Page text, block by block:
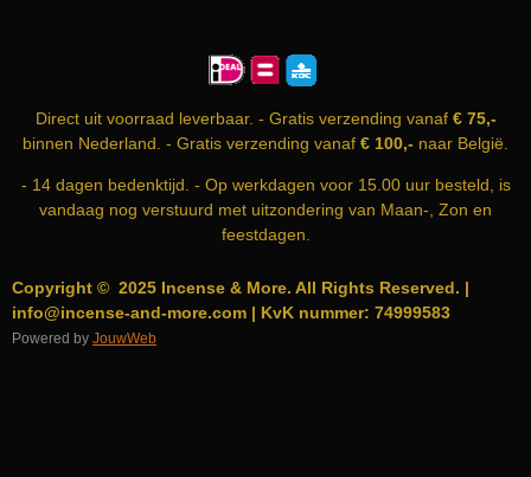
M
Direct uit voorraad leverbaar. - Gratis verzending vanaf€ 75,-
binnen Nederland. - Gratis verzending vanaf € 100,- naar België.
- 14 dagen bedenktijd. - Op werkdagen voor 15.00 uur besteld, is
vandaag nog verstuurd met uitzondering van Maan-, Zon en
feestdagen.
Copyright © 2025 Incense & More. All Rights Reserved. |
info@incense-and-more.com | KvK nummer: 74999583
Powered by JouwWeb